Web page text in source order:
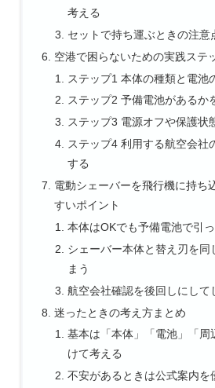
考える
セットで持ち運ぶときの注意
空港で困らないための実践ステ
ステップ1 本体の種類と電池
ステップ2 予備電池があるか
ステップ3 電源オフや保護状
ステップ4 利用する航空会社
する
電動シェーバーを飛行機に持ち
すいポイント
本体はOKでも予備電池で引
シェーバー本体と替え刃を同
まう
航空会社確認を後回しにして
迷ったときの考え方まとめ
基本は「本体」「電池」「周
けて考える
不安があるときは公式案内を